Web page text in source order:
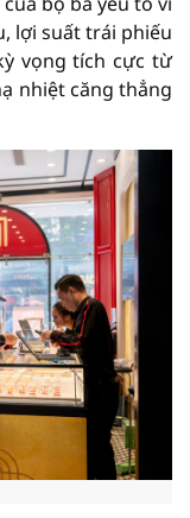
lợi suất trái phiếu
vọng tích cực từ
nhiệt căng thẳng